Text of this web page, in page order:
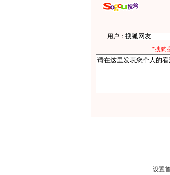
用户：
*搜狗
设置